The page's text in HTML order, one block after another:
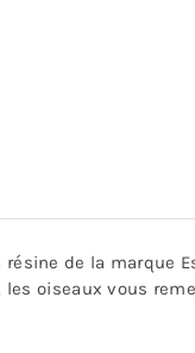
résine de la marque
oiseaux vous